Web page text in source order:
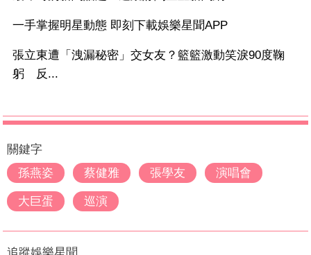
一手掌握明星動態 即刻下載娛樂星聞APP
張立東遭「洩漏秘密」交女友？籃籃激動笑淚90度鞠
躬 反...
關鍵字
孫燕姿
蔡健雅 張學友 演唱會
大巨蛋 巡演